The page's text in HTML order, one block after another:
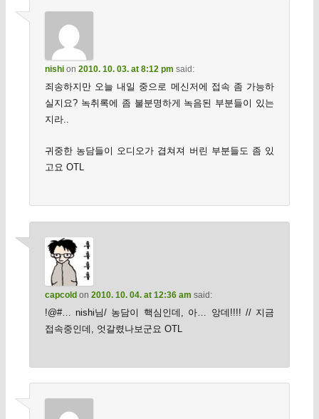
nishion 2010. 10. 03. at 8:12 pm said:
죄송하지만 오늘 내일 중으로 메신저에 접속 좀 가능하
실지요? 녹취록에 좀 불분명하게 녹음된 부분들이 있는
지라..
귀중한 농담들이 오디오가 겹쳐져 버린 부분들도 좀 있
고요 OTL
capcoldon 2010. 10. 04. at 12:36 am said:
!@#… nishi님/ 농담이 핵심인데, 아… 앙데!!!! // 지금
접속중인데, 엇갈렸나보군요 OTL